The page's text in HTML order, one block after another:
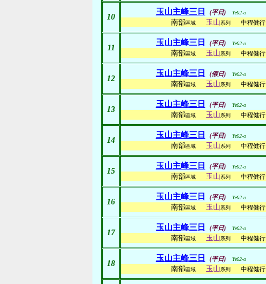
10
玉山主峰三日 (平日) Ye02-a
南部區域 玉山系列 中程健行
11
玉山主峰三日 (平日) Ye02-a
南部區域 玉山系列 中程健行
12
玉山主峰三日 (假日) Ye02-a
南部區域 玉山系列 中程健行
13
玉山主峰三日 (平日) Ye02-a
南部區域 玉山系列 中程健行
14
玉山主峰三日 (平日) Ye02-a
南部區域 玉山系列 中程健行
15
玉山主峰三日 (平日) Ye02-a
南部區域 玉山系列 中程健行
16
玉山主峰三日 (平日) Ye02-a
南部區域 玉山系列 中程健行
17
玉山主峰三日 (平日) Ye02-a
南部區域 玉山系列 中程健行
18
玉山主峰三日 (平日) Ye02-a
南部區域 玉山系列 中程健行